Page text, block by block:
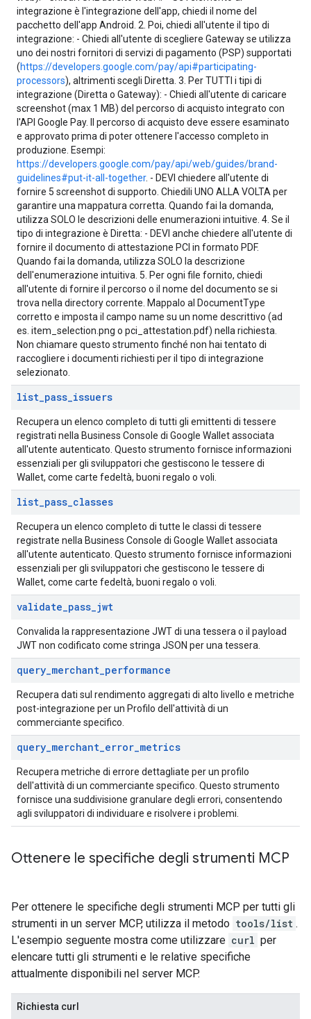
integrazione è l'integrazione dell'app, chiedi il nome del
pacchetto dell'app Android. 2. Poi, chiedi all'utente il tipo di
integrazione: - Chiedi all'utente di scegliere Gateway se utilizza
uno dei nostri fornitori di servizi di pagamento (PSP) supportati
(https://developers.google.com/pay/api#participating-
processors), altrimenti scegli Diretta. 3. Per TUTTI i tipi di
integrazione (Diretta o Gateway): - Chiedi all'utente di caricare
screenshot (max 1 MB) del percorso di acquisto integrato con
l'API Google Pay. Il percorso di acquisto deve essere esaminato
e approvato prima di poter ottenere l'accesso completo in
produzione. Esempi:
https://developers.google.com/pay/api/web/guides/brand-
guidelines#put-it-all-together. - DEVI chiedere all'utente di
fornire 5 screenshot di supporto. Chiedili UNO ALLA VOLTA per
garantire una mappatura corretta. Quando fai la domanda,
utilizza SOLO le descrizioni delle enumerazioni intuitive. 4. Se il
tipo di integrazione è Diretta: - DEVI anche chiedere all'utente di
fornire il documento di attestazione PCI in formato PDF.
Quando fai la domanda, utilizza SOLO la descrizione
dell'enumerazione intuitiva. 5. Per ogni file fornito, chiedi
all'utente di fornire il percorso o il nome del documento se si
trova nella directory corrente. Mappalo al DocumentType
corretto e imposta il campo name su un nome descrittivo (ad
es. item_selection.png o pci_attestation.pdf) nella richiesta.
Non chiamare questo strumento finché non hai tentato di
raccogliere i documenti richiesti per il tipo di integrazione
selezionato.
list_pass_issuers
Recupera un elenco completo di tutti gli emittenti di tessere
registrati nella Business Console di Google Wallet associata
all'utente autenticato. Questo strumento fornisce informazioni
essenziali per gli sviluppatori che gestiscono le tessere di
Wallet, come carte fedeltà, buoni regalo o voli.
list_pass_classes
Recupera un elenco completo di tutte le classi di tessere
registrate nella Business Console di Google Wallet associata
all'utente autenticato. Questo strumento fornisce informazioni
essenziali per gli sviluppatori che gestiscono le tessere di
Wallet, come carte fedeltà, buoni regalo o voli.
validate_pass_jwt
Convalida la rappresentazione JWT di una tessera o il payload
JWT non codificato come stringa JSON per una tessera.
query_merchant_performance
Recupera dati sul rendimento aggregati di alto livello e metriche
post-integrazione per un Profilo dell'attività di un
commerciante specifico.
query_merchant_error_metrics
Recupera metriche di errore dettagliate per un profilo
dell'attività di un commerciante specifico. Questo strumento
fornisce una suddivisione granulare degli errori, consentendo
agli sviluppatori di individuare e risolvere i problemi.
Ottenere le specifiche degli strumenti MCP
Per ottenere le specifiche degli strumenti MCP per tutti gli
strumenti in un server MCP, utilizza il metodo tools/list .
L'esempio seguente mostra come utilizzare curl per
elencare tutti gli strumenti e le relative specifiche
attualmente disponibili nel server MCP.
Richiesta curl